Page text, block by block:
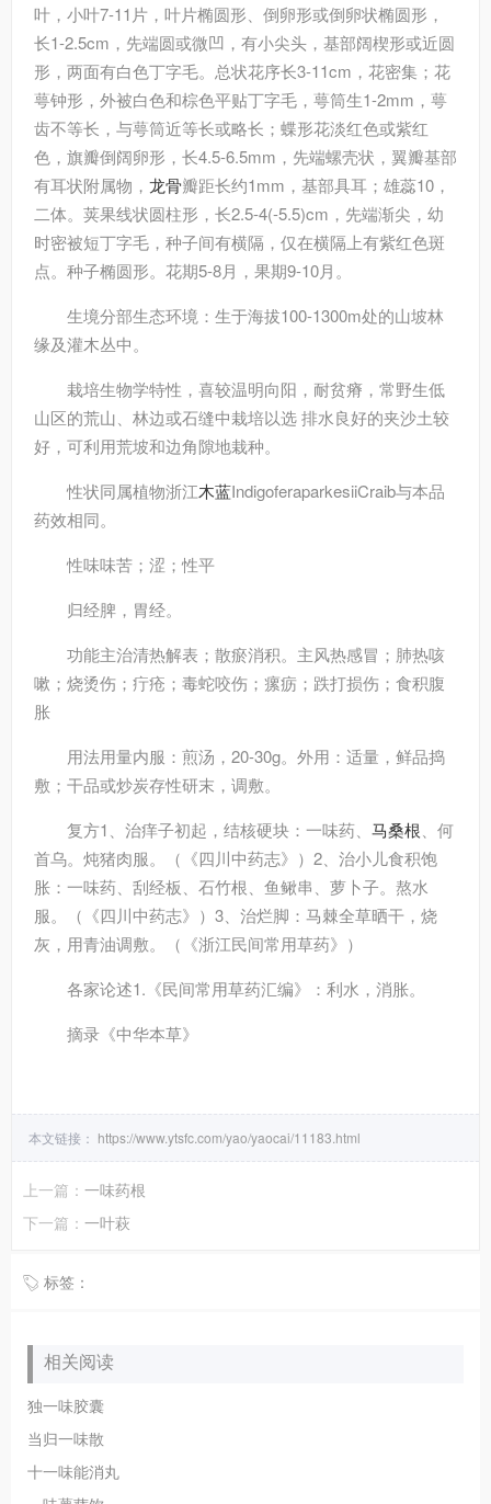
叶，小叶7-11片，叶片椭圆形、倒卵形或倒卵状椭圆形，
长1-2.5cm，先端圆或微凹，有小尖头，基部阔楔形或近圆
形，两面有白色丁字毛。总状花序长3-11cm，花密集；花
萼钟形，外被白色和棕色平贴丁字毛，萼筒生1-2mm，萼
齿不等长，与萼筒近等长或略长；蝶形花淡红色或紫红
色，旗瓣倒阔卵形，长4.5-6.5mm，先端螺壳状，翼瓣基部
有耳状附属物， 龙骨瓣距长约1mm，基部具耳；雄蕊10，
二体。荚果线状圆柱形，长2.5-4(-5.5)cm，先端渐尖，幼
时密被短丁字毛，种子间有横隔，仅在横隔上有紫红色斑
点。种子椭圆形。花期5-8月，果期9-10月。
生境分部生态环境：生于海拔100-1300m处的山坡林
缘及灌木丛中。
栽培生物学特性，喜较温明向阳，耐贫瘠，常野生低
山区的荒山、林边或石缝中栽培以选 排水良好的夹沙土较
好，可利用荒坡和边角隙地栽种。
性状同属植物浙江木蓝IndigoferaparkesiiCraib与本品
药效相同。
性味味苦；涩；性平
归经脾，胃经。
功能主治清热解表；散瘀消积。主风热感冒；肺热咳
嗽；烧烫伤；疔疮；毒蛇咬伤；瘰疬；跌打损伤；食积腹
胀
用法用量内服：煎汤，20-30g。外用：适量，鲜品捣
敷；干品或炒炭存性研末，调敷。
复方1、治痒子初起，结核硬块：一味药、 马桑根 、何
首乌。炖猪肉服。（《四川中药志》）2、治小儿食积饱
胀：一味药、刮经板、石竹根、鱼鳅串、萝卜子。熬水
服。（《四川中药志》）3、治烂脚：马棘全草晒干，烧
灰，用青油调敷。（《浙江民间常用草药》）
各家论述1.《民间常用草药汇编》：利水，消胀。
摘录 《中华本草》
本文链接： https://www.ytsfc.com/yao/yaocai/11183.html
上一篇： 一味药根
下一篇： 一叶萩
标签：
相关阅读
独一味胶囊
当归一味散
十一味能消丸